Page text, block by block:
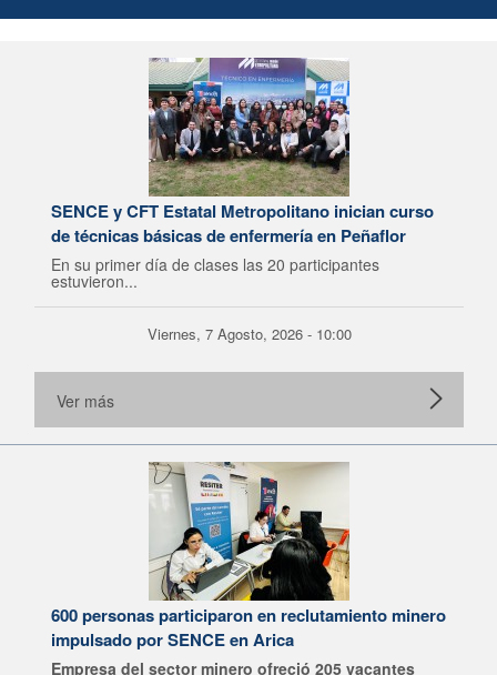
SENCE y CFT Estatal Metropolitano inician curso
de técnicas básicas de enfermería en Peñaflor
En su primer día de clases las 20 participantes
estuvieron...
Viernes, 7 Agosto, 2026 - 10:00
Ver más
600 personas participaron en reclutamiento minero
impulsado por SENCE en Arica
Empresa del sector minero ofreció 205 vacantes